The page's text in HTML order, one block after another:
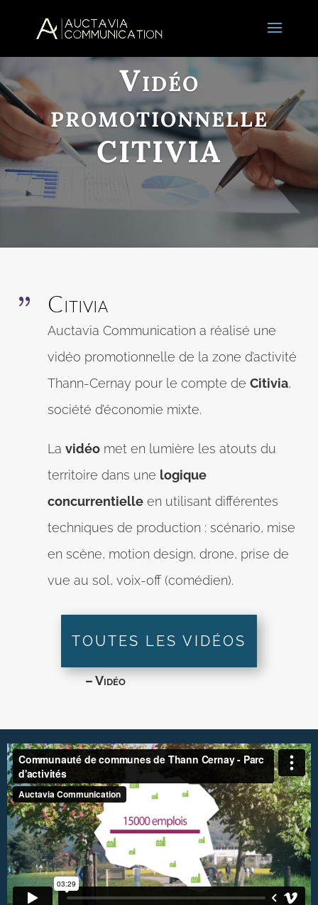
Vidéo
promotionnelle
CITIVIA
{ Citivia
Auctavia Communication a réalisé une
vidéo promotionnelle de la zone d’activité
Thann-Cernay pour le compte de Citivia,
société d’économie mixte.
La vidéo met en lumière les atouts du
territoire dans une logique
concurrentielle en utilisant différentes
techniques de production : scénario, mise
en scène, motion design, drone, prise de
vue au sol, voix-off (comédien).
TOUTES LES VIDÉOS
– Vidéo